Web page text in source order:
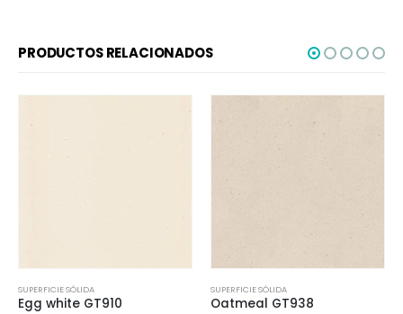
PRODUCTOS RELACIONADOS
SUPERFICIE SÓLIDA
Egg white GT910
SUPERFICIE SÓLIDA
Oatmeal GT938